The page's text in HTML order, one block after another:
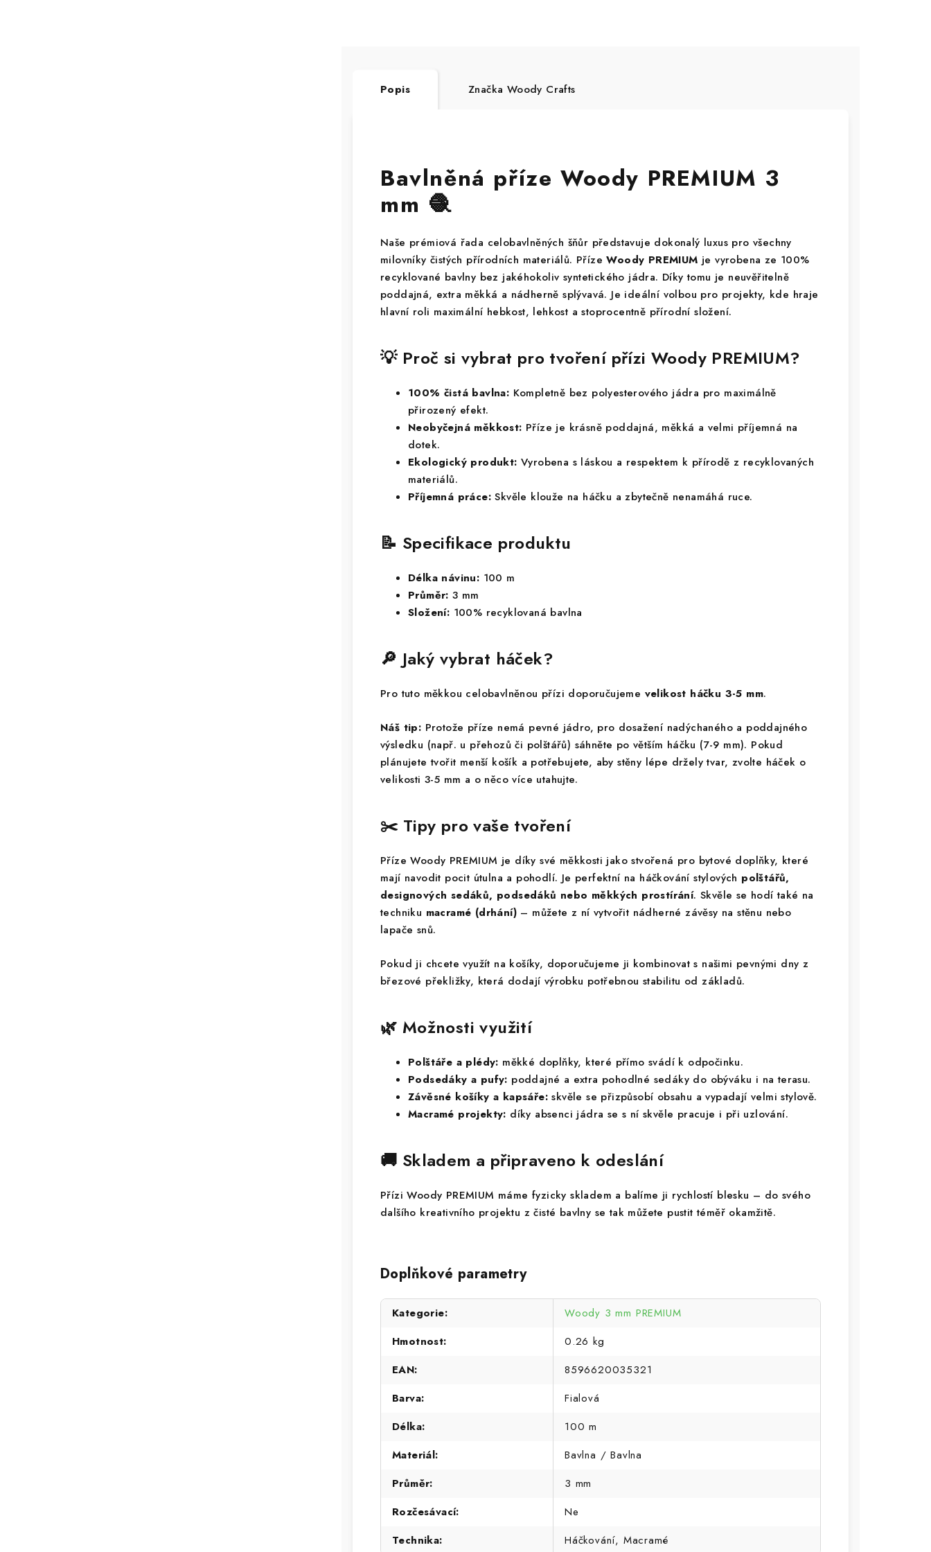
Popis Značka Woody Crafts
Bavlněná příze Woody PREMIUM 3
mm 🧶
Naše prémiová řada celobavlněných šňůr představuje dokonalý luxus pro všechny
milovníky čistých přírodních materiálů. PřízeWoody PREMIUM je vyrobena ze 100%
recyklované bavlny bez jakéhokoliv syntetického jádra. Díky tomu je neuvěřitelně
poddajná, extra měkká a nádherně splývavá. Je ideální volbou pro projekty, kde hraje
hlavní roli maximální hebkost, lehkost a stoprocentně přírodní složení.
💡 Proč si vybrat pro tvoření přízi Woody PREMIUM?
100% čistá bavlna: Kompletně bez polyesterového jádra pro maximálně
přirozený efekt.
Neobyčejná měkkost: Příze je krásně poddajná, měkká a velmi příjemná na
dotek.
Ekologický produkt: Vyrobena s láskou a respektem k přírodě z recyklovaných
materiálů.
Příjemná práce: Skvěle klouže na háčku a zbytečně nenamáhá ruce.
📝 Specifikace produktu
Délka návinu: 100 m
Průměr: 3 mm
Složení: 100% recyklovaná bavlna
🔎 Jaký vybrat háček?
Pro tuto měkkou celobavlněnou přízi doporučujeme velikost háčku 3-5 mm.
Náš tip: Protože příze nemá pevné jádro, pro dosažení nadýchaného a poddajného
výsledku (např. u přehozů či polštářů) sáhněte po větším háčku (7-9 mm). Pokud
plánujete tvořit menší košík a potřebujete, aby stěny lépe držely tvar, zvolte háček o
velikosti 3-5 mm a o něco více utahujte.
✂️ Tipy pro vaše tvoření
Příze Woody PREMIUM je díky své měkkosti jako stvořená pro bytové doplňky, které
mají navodit pocit útulna a pohodlí. Je perfektní na háčkování stylových polštářů,
designových sedáků, podsedáků nebo měkkých prostírání. Skvěle se hodí také na
techniku macramé (drhání) – můžete z ní vytvořit nádherné závěsy na stěnu nebo
lapače snů.
Pokud ji chcete využít na košíky, doporučujeme ji kombinovat s našimi pevnými dny z
březové překližky, která dodají výrobku potřebnou stabilitu od základů.
🌿 Možnosti využití
Polštáře a plédy: měkké doplňky, které přímo svádí k odpočinku.
Podsedáky a pufy: poddajné a extra pohodlné sedáky do obýváku i na terasu.
Závěsné košíky a kapsáře: skvěle se přizpůsobí obsahu a vypadají velmi stylově.
Macramé projekty: díky absenci jádra se s ní skvěle pracuje i při uzlování.
🚚 Skladem a připraveno k odeslání
Přízi Woody PREMIUM máme fyzicky skladem a balíme ji rychlostí blesku – do svého
dalšího kreativního projektu z čisté bavlny se tak můžete pustit téměř okamžitě.
Doplňkové parametry
Kategorie:
Woody 3 mm PREMIUM
Hmotnost:
0.26 kg
EAN:
8596620035321
Barva:
Fialová
Délka:
100 m
Materiál:
Bavlna / Bavlna
Průměr:
3 mm
Rozčesávací:
Ne
Technika: Háčkování, Macramé